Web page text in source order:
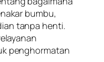
bumbu,
tanpa henti.
penghormatan